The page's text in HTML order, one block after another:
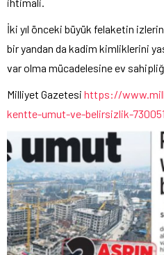
İki yıl önceki büyük felaketin
bir yandan da kadim kimliklerini
var olma mücadelesine ev
Milliyet Gazetesi https://
kentte-umut-ve-belirsizlik-